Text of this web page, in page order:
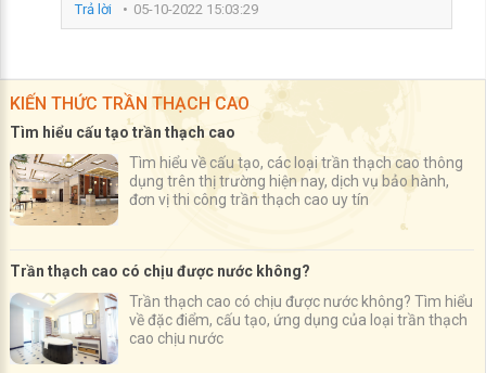
Trả lời 05-10-2022 15:03:29
KIẾN THỨC TRẦN THẠCH CAO
Tìm hiểu cấu tạo trần thạch cao
Tìm hiểu về cấu tạo, các loại trần thạch cao thông
dụng trên thị trường hiện nay, dịch vụ bảo hành,
đơn vị thi công trần thạch cao uy tín
Trần thạch cao có chịu được nước không?
Trần thạch cao có chịu được nước không? Tìm hiểu
về đặc điểm, cấu tạo, ứng dụng của loại trần thạch
cao chịu nước